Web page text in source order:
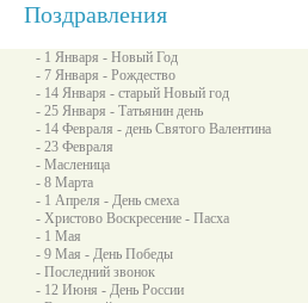
Поздравления
- 1 Января - Новый Год
- 7 Января - Рождество
- 14 Января - старый Новый год
- 25 Января - Татьянин день
- 14 Февраля - день Святого Валентина
- 23 Февраля
- Масленица
- 8 Марта
- 1 Апреля - День смеха
- Христово Воскресение - Пасха
- 1 Мая
- 9 Мая - День Победы
- Последний звонок
- 12 Июня - День России